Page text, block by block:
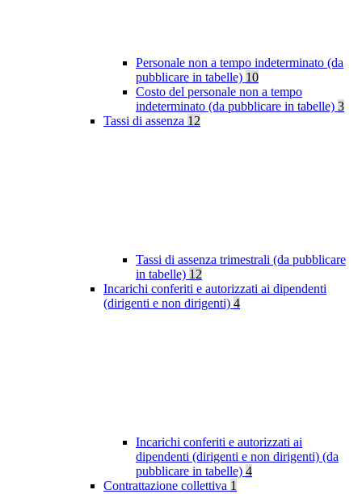
Personale non a tempo indeterminato (da
pubblicare in tabelle) 10
Costo del personale non a tempo
indeterminato (da pubblicare in tabelle) 3
Tassi di assenza 12
Tassi di assenza trimestrali (da pubblicare
in tabelle) 12
Incarichi conferiti e autorizzati ai dipendenti
(dirigenti e non dirigenti) 4
Incarichi conferiti e autorizzati ai
dipendenti (dirigenti e non dirigenti) (da
pubblicare in tabelle) 4
Contrattazione collettiva 1